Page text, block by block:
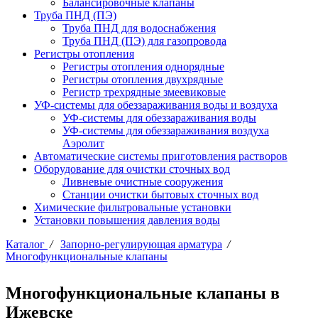
Балансировочные клапаны
Труба ПНД (ПЭ)
Труба ПНД для водоснабжения
Труба ПНД (ПЭ) для газопровода
Регистры отопления
Регистры отопления однорядные
Регистры отопления двухрядные
Регистр трехрядные змеевиковые
УФ-системы для обеззараживания воды и воздуха
УФ-системы для обеззараживания воды
УФ-системы для обеззараживания воздуха
Аэролит
Автоматические системы приготовления растворов
Оборудование для очистки сточных вод
Ливневые очистные сооружения
Станции очистки бытовых сточных вод
Химические фильтровальные установки
Установки повышения давления воды
Каталог / Запорно-регулирующая арматура /
Многофункциональные клапаны
Многофункциональные клапаны в
Ижевске